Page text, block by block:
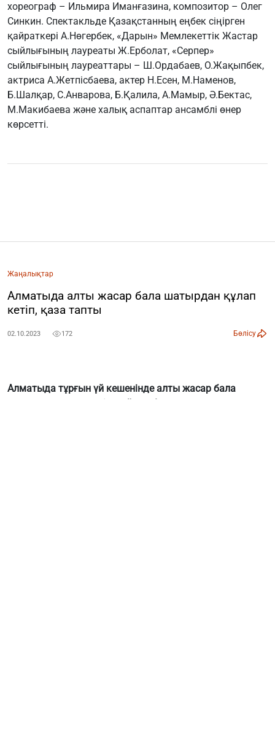
хореограф – Ильмира Иманғазина, композитор – Олег
Синкин. Спектакльде Қазақстанның еңбек сіңірген
қайраткері А.Нөгербек, «Дарын» Мемлекеттік Жастар
сыйлығының лауреаты Ж.Ерболат, «Серпер»
сыйлығының лауреаттары – Ш.Ордабаев, О.Жақыпбек,
актриса А.Жетпісбаева, актер Н.Есен, М.Наменов,
Б.Шалқар, С.Анварова, Б.Қалила, А.Мамыр, Ә.Бектас,
М.Макибаева және халық аспаптар ансамблі өнер
көрсетті.
Жаңалықтар
Алматыда алты жасар бала шатырдан құлап
кетіп, қаза тапты
02.10.2023 172 Бөлісу